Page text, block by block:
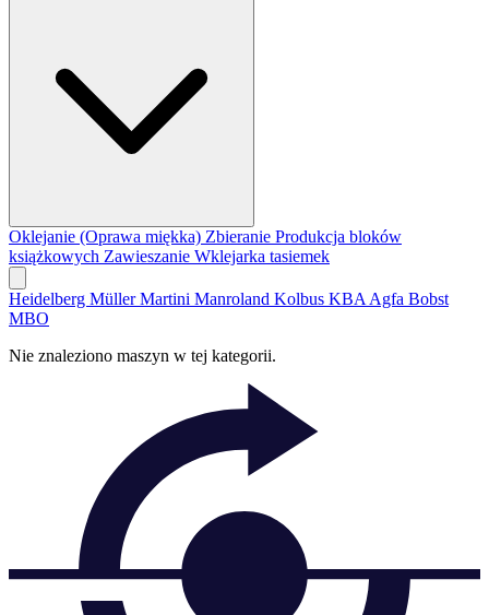
Oklejanie (Oprawa miękka) Zbieranie Produkcja bloków
książkowych Zawieszanie Wklejarka tasiemek
Heidelberg Müller Martini Manroland Kolbus KBA Agfa Bobst
MBO
Nie znaleziono maszyn w tej kategorii.